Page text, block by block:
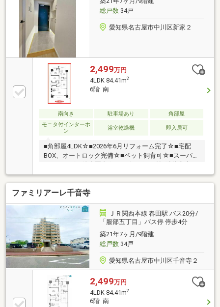
総戸数34戸
愛知県名古屋市中川区新家２
2,499万円
4LDK 84.41m2
6階 南
南向き 駐車場あり
角部屋
モニタ付インターホ
ン
浴室乾燥機 即入居可
■角部屋4LDK☆■2026年6月リフォーム完了☆■宅配
BOX、オートロック完備☆■ペット飼育可☆■スーパ
帖☆■千音寺小学校まで約1200ｍ■はとり中学校まで約
1300ｍ■□■□■□■□■□■□■□■□■□■□■□■0120-121-
090【通話料無料】お気軽にお問い合わせください！
平日、土日問わずご案内致します！自己資金0円、自
営業の方、勤務年数が短い方など資金計画でご不安な
方もお気軽にご相談ください♪未公開物件情報も多数
ご用意しております♪■□■□■□■□■□■□■□■□■□■□■□■
ファミリアーレ千音寺
ＪＲ関西本線 春田駅 バス20分/
「服部五丁目」バス停 停歩4分
築21年7ヶ月/9階建
総戸数34戸
愛知県名古屋市中川区千音寺２
2,499万円
4LDK 84.41m2
6階 南